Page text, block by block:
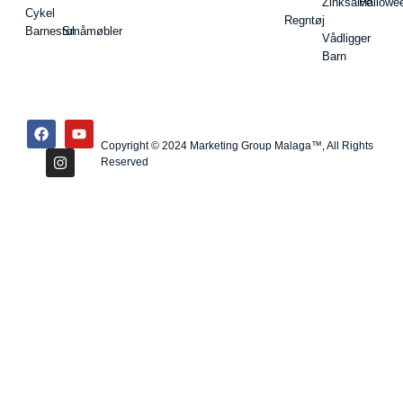
Cykel
BarnestolSmåmøbler
Regntøj
Vådligger
Barn
Copyright © 2024 Marketing Group Malaga™, All Rights
Reserved